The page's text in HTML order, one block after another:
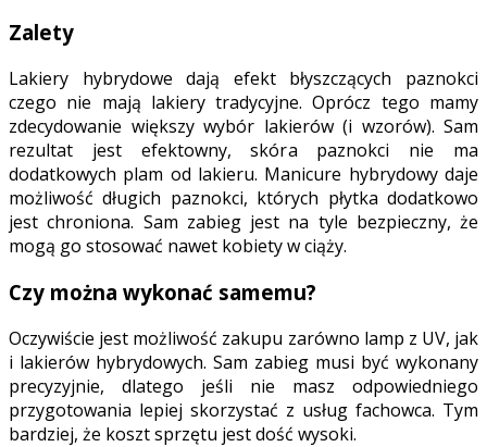
Zalety
Lakiery hybrydowe dają efekt błyszczących paznokci
czego nie mają lakiery tradycyjne. Oprócz tego mamy
zdecydowanie większy wybór lakierów (i wzorów). Sam
rezultat jest efektowny, skóra paznokci nie ma
dodatkowych plam od lakieru. Manicure hybrydowy daje
możliwość długich paznokci, których płytka dodatkowo
jest chroniona. Sam zabieg jest na tyle bezpieczny, że
mogą go stosować nawet kobiety w ciąży.
Czy można wykonać samemu?
Oczywiście jest możliwość zakupu zarówno lamp z UV, jak
i lakierów hybrydowych. Sam zabieg musi być wykonany
precyzyjnie, dlatego jeśli nie masz odpowiedniego
przygotowania lepiej skorzystać z usług fachowca. Tym
bardziej, że koszt sprzętu jest dość wysoki.